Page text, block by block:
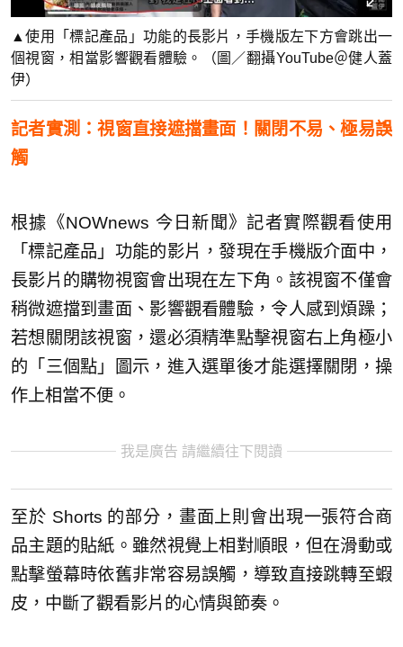
▲使用「標記產品」功能的長影片，手機版左下方會跳出一
個視窗，相當影響觀看體驗。（圖／翻攝YouTube＠健人蓋
伊）
記者實測：視窗直接遮擋畫面！關閉不易、極易誤
觸
根據《NOWnews 今日新聞》記者實際觀看使用
「標記產品」功能的影片，發現在手機版介面中，
長影片的購物視窗會出現在左下角。該視窗不僅會
稍微遮擋到畫面、影響觀看體驗，令人感到煩躁；
若想關閉該視窗，還必須精準點擊視窗右上角極小
的「三個點」圖示，進入選單後才能選擇關閉，操
作上相當不便。
我是廣告 請繼續往下閱讀
至於 Shorts 的部分，畫面上則會出現一張符合商
品主題的貼紙。雖然視覺上相對順眼，但在滑動或
點擊螢幕時依舊非常容易誤觸，導致直接跳轉至蝦
皮，中斷了觀看影片的心情與節奏。